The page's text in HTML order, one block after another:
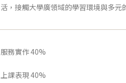
活，接觸大學廣領域的學習環境與多元
服務實作 40%
上課表現 40%